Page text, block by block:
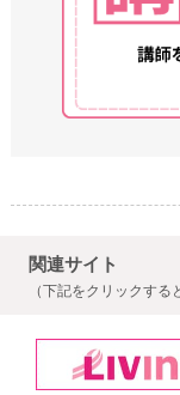
関連サイト
（下記をクリックする